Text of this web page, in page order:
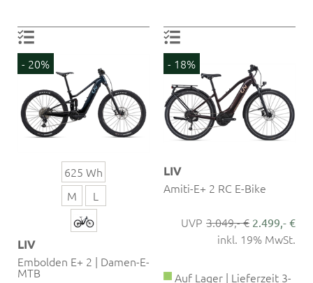
- 20%
625 Wh
M
L
LIV
Embolden E+ 2 | Damen-E-
MTB
- 18%
LIV
Amiti-E+ 2 RC E-Bike
3.049,- € 2.499,- €
inkl. 19% MwSt.
Auf Lager | Lieferzeit 3-